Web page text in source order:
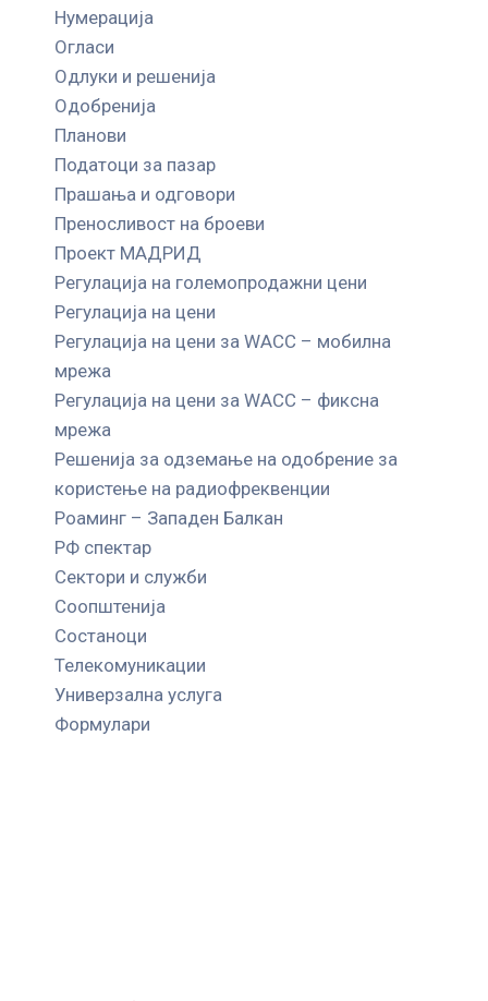
Нумерација
Огласи
Одлуки и решенија
Одобренија
Планови
Податоци за пазар
Прашања и одговори
Преносливост на броеви
Проект МАДРИД
Регулација на големопродажни цени
Регулација на цени
Регулација на цени за WACC – мобилна
мрежа
Регулација на цени за WACC – фиксна
мрежа
Решенија за одземање на одобрение за
користење на радиофреквенции
Роаминг – Западен Балкан
РФ спектар
Сектори и служби
Соопштенија
Состаноци
Телекомуникации
Универзална услуга
Формулари